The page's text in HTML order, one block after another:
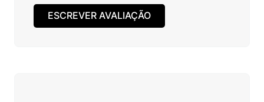
ESCREVER AVALIAÇÃO